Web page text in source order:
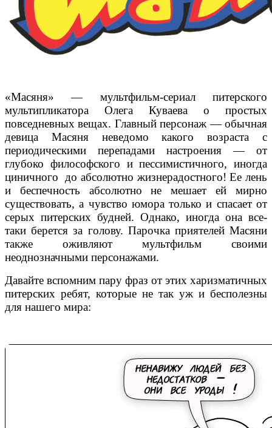
«Масяня» — мультфильм-сериал питерского
мультипликатора Олега Куваева о простых
повседневных вещах. Главный персонаж — обычная
девица Масяня неведомо какого возраста с
периодическими перепадами настроения — от
глубоко философского и пессимистичного, иногда
циничного до абсолютно жизнерадостного! Ее лень
и беспечность абсолютно не мешает ей мирно
существовать, а чувство юмора только и спасает от
серых питерских будней. Однако, иногда она все-
таки берется за голову. Парочка приятелей Масяни
также оживляют мультфильм своими
неоднозначными персонажами.
Давайте вспомним пару фраз от этих харизматичных
питерских ребят, которые не так уж и бесполезны
для нашего мира: